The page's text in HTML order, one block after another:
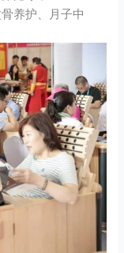
养护、月子中